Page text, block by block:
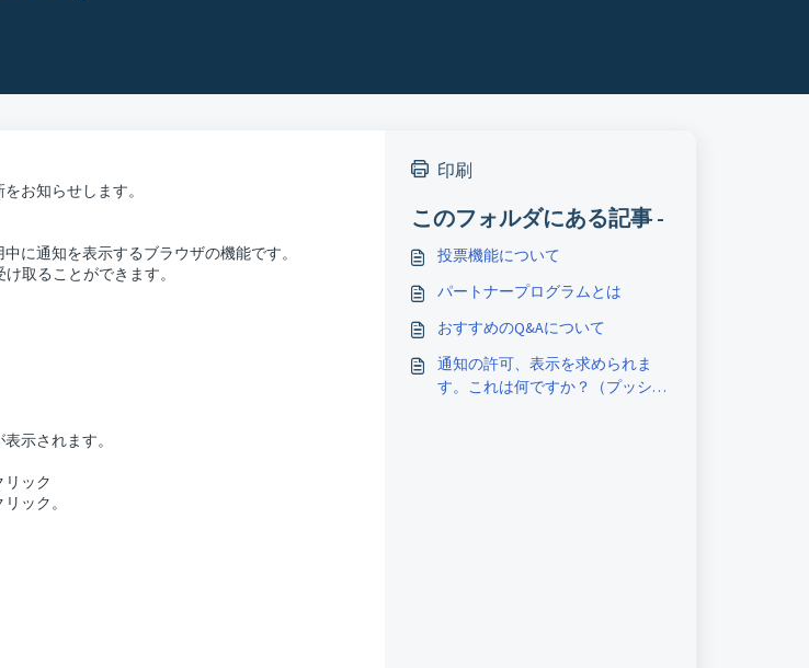
お知らせします。
に通知を表示するブラウザの機能です。
取ることができます。
示されます。
ック
ック。
印刷
このフォルダにある記事 -
投票機能について
パートナープログラムとは
おすすめのQ&Aについて
通知の許可、表示を求められま
す。これは何ですか？（プッシュ